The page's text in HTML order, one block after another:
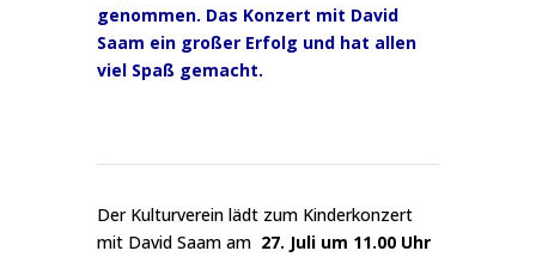
genommen. Das Konzert mit David
Saam ein großer Erfolg und hat allen
viel Spaß gemacht.
Der Kulturverein lädt zum Kinderkonzert
mit David Saam am 27. Juli um 11.00 Uhr